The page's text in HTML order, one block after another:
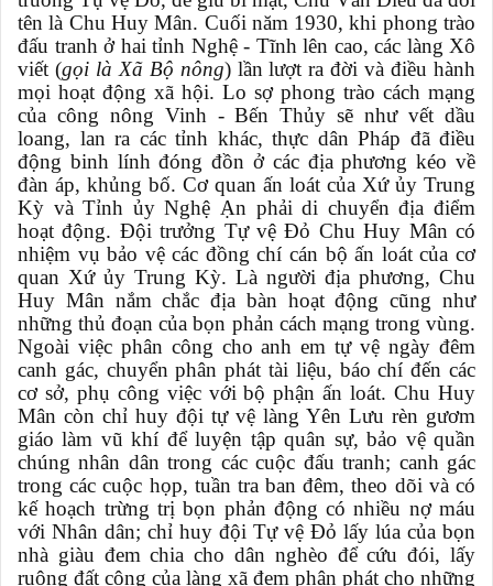
tên là Chu Huy Mân. Cuối năm 1930, khi phong trào
đấu tranh ở hai tỉnh Nghệ - Tĩnh lên cao, các làng Xô
viết (gọi là Xã Bộ nông) lần lượt ra đời và điều hành
mọi hoạt động xã hội. Lo sợ phong trào cách mạng
của công nông Vinh - Bến Thủy sẽ như vết dầu
loang, lan ra các tỉnh khác, thực dân Pháp đã điều
động binh lính đóng đồn ở các địa phương kéo về
đàn áp, khủng bố. Cơ quan ấn loát của Xứ ủy Trung
Kỳ và Tỉnh ủy Nghệ Ạn phải di chuyển địa điểm
hoạt động. Đội trưởng Tự vệ Đỏ Chu Huy Mân có
nhiệm vụ bảo vệ các đồng chí cán bộ ấn loát của cơ
quan Xứ ủy Trung Kỳ. Là người địa phương, Chu
Huy Mân nắm chắc địa bàn hoạt động cũng như
những thủ đoạn của bọn phản cách mạng trong vùng.
Ngoài việc phân công cho anh em tự vệ ngày đêm
canh gác, chuyển phân phát tài liệu, báo chí đến các
cơ sở, phụ công việc với bộ phận ấn loát. Chu Huy
Mân còn chỉ huy đội tự vệ làng Yên Lưu rèn gươm
giáo làm vũ khí để luyện tập quân sự, bảo vệ quần
chúng nhân dân trong các cuộc đấu tranh; canh gác
trong các cuộc họp, tuần tra ban đêm, theo dõi và có
kế hoạch trừng trị bọn phản động có nhiều nợ máu
với Nhân dân; chỉ huy đội Tự vệ Đỏ lấy lúa của bọn
nhà giàu đem chia cho dân nghèo để cứu đói, lấy
ruộng đất công của làng xã đem phân phát cho những